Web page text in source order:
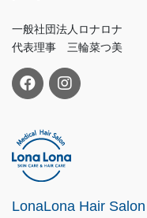
一般社団法人ロナロナ
代表理事 三輪菜つ美
LonaLona Hair Salon